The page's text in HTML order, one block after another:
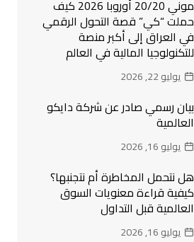
موني 20/20 أوروبا 2026 كيف
حملت “كي” قصة التحول الرقمي
في العراق إلى أكبر منصة
للتكنولوجيا المالية في العالم
يوليو 22, 2026
بيان رسمي صادر عن شركة دايكو
العالمية
يوليو 16, 2026
هل نتحمل المخاطرة أم نتجنبها؟
كيفية قراءة معنويات السوق
العالمية قبل التداول
يوليو 16, 2026